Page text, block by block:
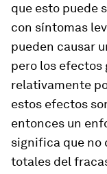
que esto puede
con síntomas
pueden causar
pero los efectos
relativamente
estos efectos
entonces un
significa que no
totales del